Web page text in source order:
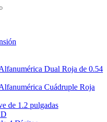
Dual Roja de 0.54
Cuádruple Roja
de 1.2 pulgadas